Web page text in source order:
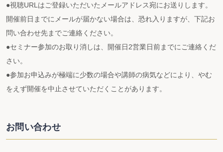
●視聴URLはご登録いただいたメールアドレス宛にお送りします。
開催前日までにメールが届かない場合は、恐れ入りますが、下記お
問い合わせ先までご連絡ください。
●セミナー参加のお取り消しは、開催日2営業日前までにご連絡くだ
さい。
●参加お申込みが極端に少数の場合や講師の病気などにより、やむ
をえず開催を中止させていただくことがあります。
お問い合わせ